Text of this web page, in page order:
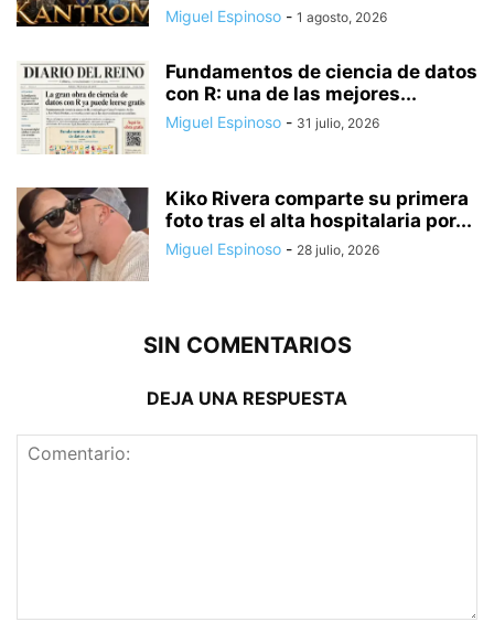
Miguel Espinoso - 1 agosto, 2026
Fundamentos de ciencia de datos
con R: una de las mejores...
Miguel Espinoso - 31 julio, 2026
Kiko Rivera comparte su primera
foto tras el alta hospitalaria por...
Miguel Espinoso - 28 julio, 2026
SIN COMENTARIOS
DEJA UNA RESPUESTA